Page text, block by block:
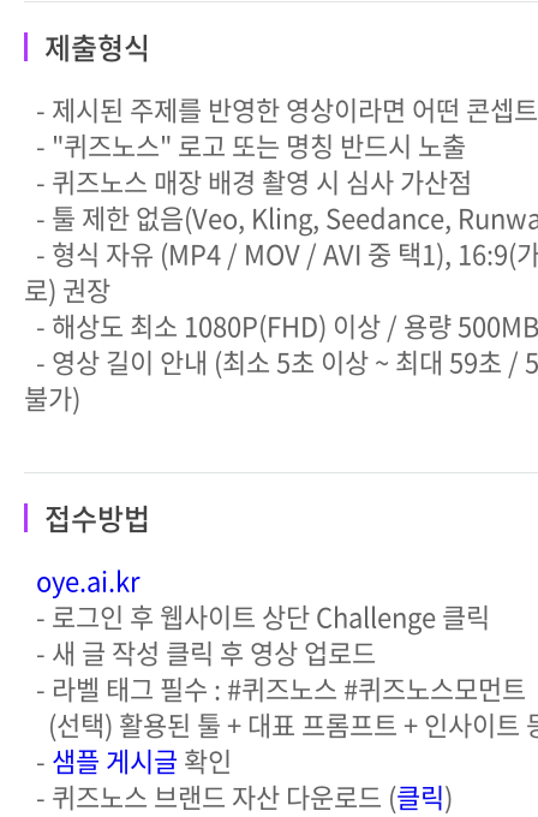
제출형식
- 제시된 주제를 반영한 영상이라면 어떤 콘셉
- "퀴즈노스" 로고 또는 명칭 반드시 노출
- 퀴즈노스 매장 배경 촬영 시 심사 가산점
- 툴 제한 없음(Veo, Kling, Seedance,
- 형식 자유 (MP4 / MOV / AVI 중 택1), 16:9(
로) 권장
- 해상도 최소 1080P(FHD) 이상 / 용량
- 영상 길이 안내 (최소 5초 이상 ~ 최대 59초 /
불가)
접수방법
oye.ai.kr
- 로그인 후 웹사이트 상단 Challenge 클릭
- 새 글 작성 클릭 후 영상 업로드
- 라벨 태그 필수 : #퀴즈노스 #퀴즈노스모먼트
(선택) 활용된 툴 + 대표 프롬프트 + 인사이트
- 샘플 게시글 확인
- 퀴즈노스 브랜드 자산 다운로드 (클릭)